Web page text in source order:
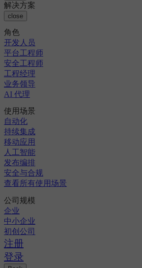
解决方案
close
角色
开发人员
平台工程师
安全工程师
工程经理
业务领导
AI 代理
使用场景
自动化
持续集成
移动应用
人工智能
发布编排
安全与合规
查看所有使用场景
公司规模
企业
中小企业
初创公司
注册
登录